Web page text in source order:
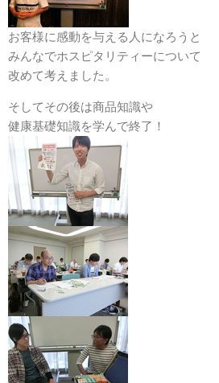
お客様に感動を与える人になろうと
みんなでホスピタリティーについて
改めて考えました。
そしてその後は商品知識や
健康基礎知識を学んで終了！